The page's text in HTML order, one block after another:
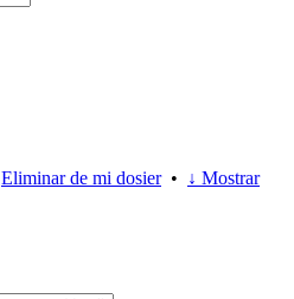
Eliminar de mi dosier•
↓ Mostrar